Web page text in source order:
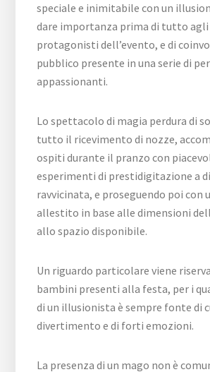
speciale e inimitabile con un
dare importanza prima di tutto agli
protagonisti dell’evento, e di
pubblico presente in una serie di
appassionanti.
Lo spettacolo di magia perdura di
tutto il ricevimento di nozze,
ospiti durante il pranzo con
esperimenti di prestidigitazione a
ravvicinata, e proseguendo poi con
allestito in base alle dimensioni
allo spazio disponibile.
Un riguardo particolare viene
bambini presenti alla festa, per i
di un illusionista è sempre fonte di
divertimento e di forti emozioni.
La presenza di un mago non è